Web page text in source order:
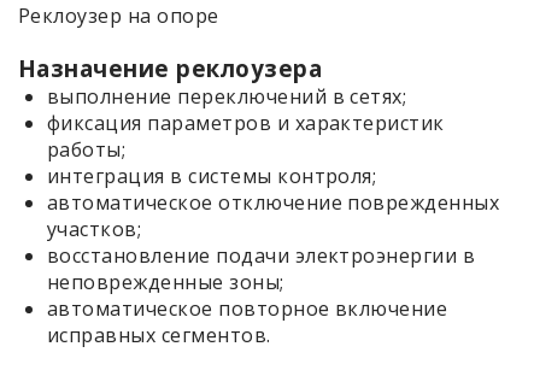
Реклоузер на опоре
Назначение реклоузера
выполнение переключений в сетях;
фиксация параметров и характеристик
работы;
интеграция в системы контроля;
автоматическое отключение поврежденных
участков;
восстановление подачи электроэнергии в
неповрежденные зоны;
автоматическое повторное включение
исправных сегментов.